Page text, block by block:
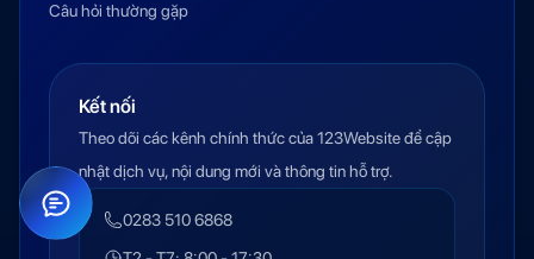
Câu hỏi thường gặp
Kết nối
Theo dõi các kênh chính thức của 123Website để cập
nhật dịch vụ, nội dung mới và thông tin hỗ trợ.
0283 510 6868